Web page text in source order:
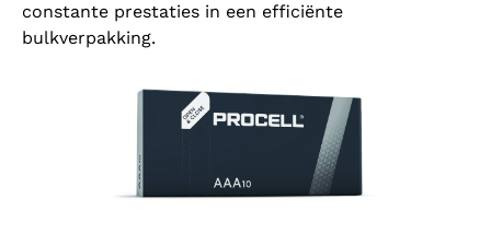
constante prestaties in een efficiënte
bulkverpakking.